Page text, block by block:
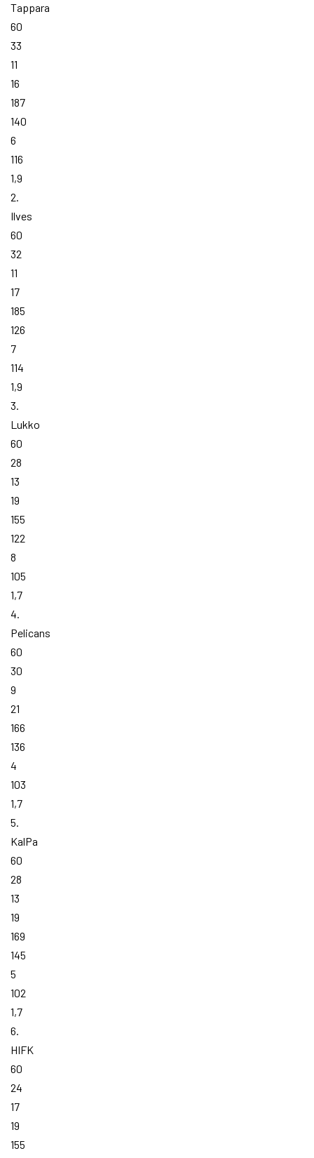
Tappara
60
33
11
16
187
140
6
116
1,9
2.
Ilves
60
32
11
17
185
126
7
114
1,9
3.
Lukko
60
28
13
19
155
122
8
105
1,7
4.
Pelicans
60
30
9
21
166
136
4
103
1,7
5.
KalPa
60
28
13
19
169
145
5
102
1,7
6.
HIFK
60
24
17
19
155